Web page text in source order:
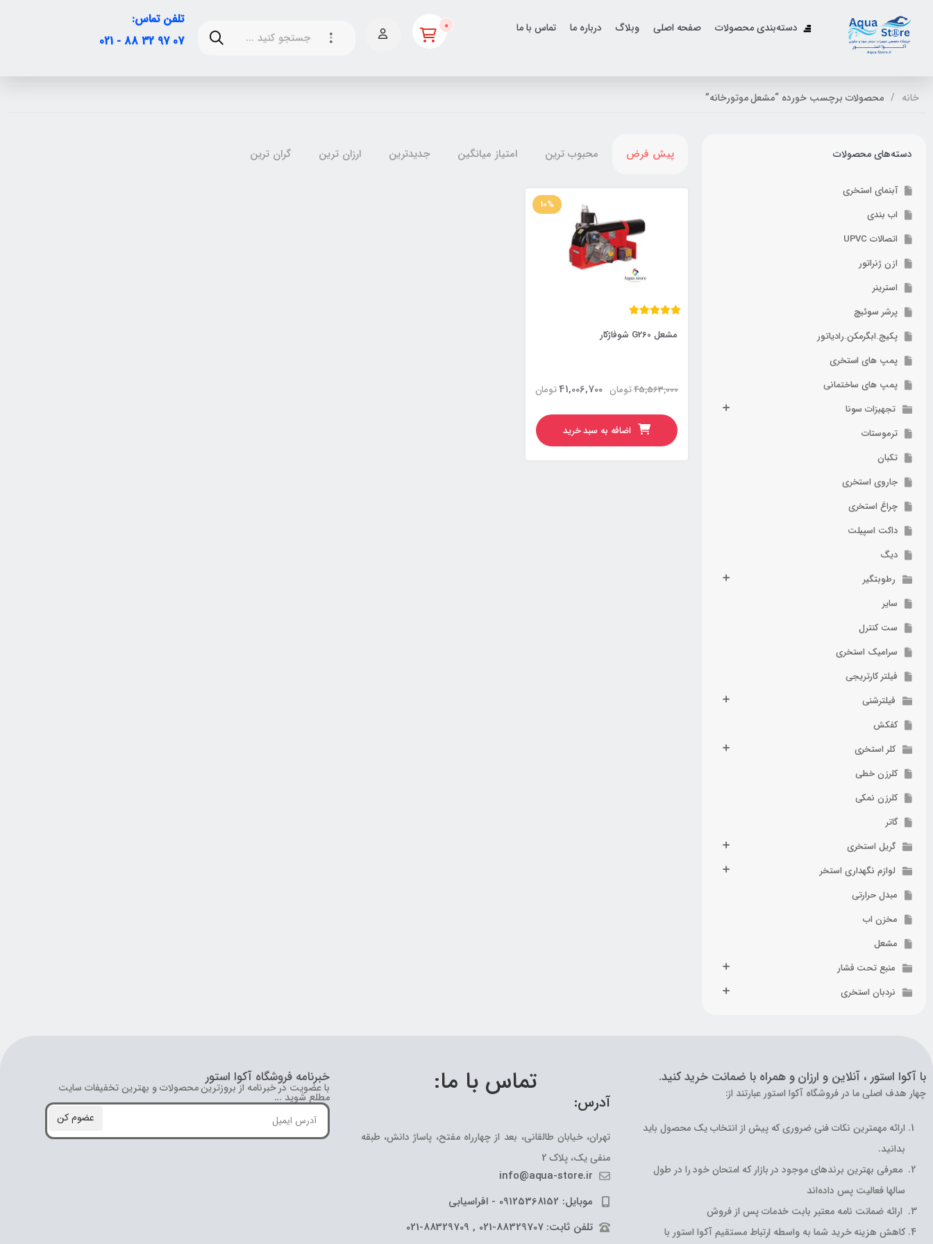
دسته‌بندی محصولات صفحه اصلی وبلاگ درباره ما تماس با ما 0
تلفن تماس:
07 97 32 88 - 021
خانه محصولات برچسب خورده “مشعل موتورخانه”
دسته‌های محصولات
آبنمای استخری
اب بندی
اتصالات UPVC
ازن ژنراتور
استرینر
پرشر سوئیچ
پکیج.ابگرمکن.رادیاتور
پمپ های استخری
پمپ های ساختمانی
تجهیزات سونا
ترموستات
تکبان
جاروی استخری
چراغ استخری
داکت اسپیلت
دیگ
رطوبتگیر
سایر
ست کنترل
سرامیک استخری
فیلتر کارتریجی
فیلترشنی
کفکش
کلر استخری
کلرزن خطی
کلرزن نمکی
گاتر
گریل استخری
لوازم نگهداری استخر
مبدل حرارتی
مخزن اب
مشعل
منبع تحت فشار
نردبان استخری
پیش فرض محبوب ترین امتیاز میانگین جدیدترین ارزان ترین گران ترین
10%
مشعل G260 شوفاژکار
تومان45,563,000 تومان41,006,700
اضافه به سبد خرید
با آکوا استور ، آنلاین و ارزان و همراه با ضمانت خرید کنید.
چهار هدف اصلی ما در فروشگاه آکوا استور عبارتند از:
ارائه مهمترین نکات فنی ضروری که پیش از انتخاب یک محصول باید
بدانید.
معرفی بهترین برندهای موجود در بازار که امتحان خود را در طول
سالها فعالیت پس داده‌اند
ارائه ضمانت نامه معتبر بابت خدمات پس از فروش
کاهش هزینه خرید شما به واسطه ارتباط مستقیم آکوا استور با
تماس با ما:
آدرس:
تهران، خیابان طالقانی، بعد از چهارراه مفتح، پاساژ دانش، طبقه
منفی یک، پلاک 2
info@aqua-store.ir
موبایل: 09125368152 - افراسیابی
تلفن ثابت: 88329707-021 , 88329709-021
خبرنامه فروشگاه آکوا استور
با عضویت در خبرنامه از بروز‌ترین محصولات و بهترین تخفیفات سایت
مطلع شوید ...
عضوم کن